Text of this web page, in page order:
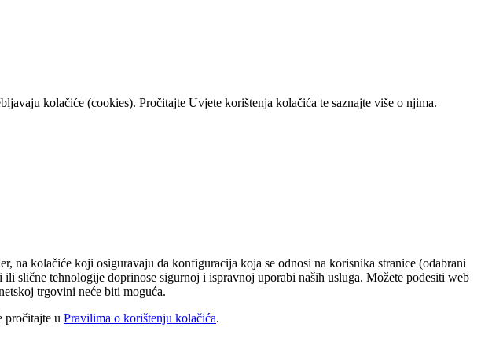
kolačiće (cookies). Pročitajte Uvjete korištenja kolačića te saznajte više o njima.
na kolačiće koji osiguravaju da konfiguracija koja se odnosi na korisnika stranice (odabrani
slične tehnologije doprinose sigurnoj i ispravnoj uporabi naših usluga. Možete podesiti web
trgovini neće biti moguća.
pročitajte u Pravilima o korištenju kolačića.